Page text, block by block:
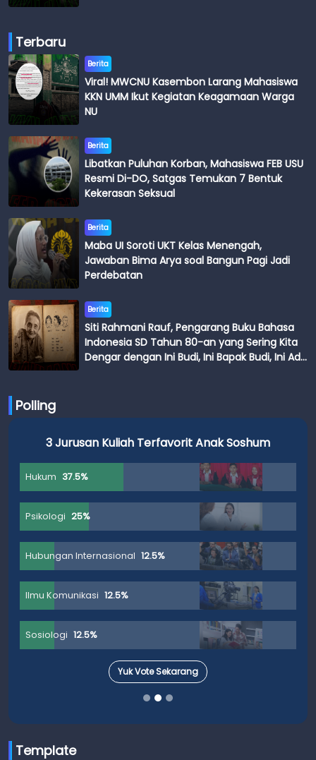
Terbaru
Berita
Viral! MWCNU Kasembon Larang Mahasiswa
KKN UMM Ikut Kegiatan Keagamaan Warga
NU
Berita
Libatkan Puluhan Korban, Mahasiswa FEB USU
Resmi Di-DO, Satgas Temukan 7 Bentuk
Kekerasan Seksual
Berita
Maba UI Soroti UKT Kelas Menengah,
Jawaban Bima Arya soal Bangun Pagi Jadi
Perdebatan
Berita
Siti Rahmani Rauf, Pengarang Buku Bahasa
Indonesia SD Tahun 80-an yang Sering Kita
Dengar dengan Ini Budi, Ini Bapak Budi, Ini Adik
Polling
3 Jurusan Kuliah Terfavorit Anak Soshum
Hukum 37.5%
Psikologi 25%
Hubungan Internasional 12.5%
Ilmu Komunikasi 12.5%
Sosiologi 12.5%
Yuk Vote Sekarang
Template